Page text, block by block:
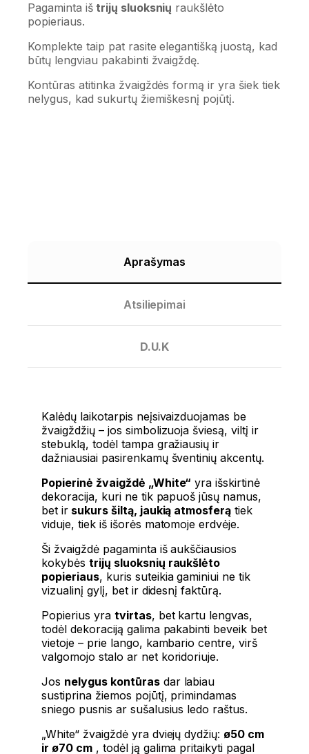
Pagaminta ištrijų sluoksnių raukšlėto
popieriaus.
Komplekte taip pat rasite elegantišką juostą, kad
būtų lengviau pakabinti žvaigždę.
Kontūras atitinka žvaigždės formą ir yra šiek tiek
nelygus, kad sukurtų žiemiškesnį pojūtį.
Aprašymas
Atsiliepimai
D.U.K
Kalėdų laikotarpis neįsivaizduojamas be
žvaigždžių – jos simbolizuoja šviesą, viltį ir
stebuklą, todėl tampa gražiausių ir
dažniausiai pasirenkamų šventinių akcentų.
Popierinė žvaigždė „White“ yra išskirtinė
dekoracija, kuri ne tik papuoš jūsų namus,
bet irsukurs šiltą, jaukią atmosferą tiek
viduje, tiek iš išorės matomoje erdvėje.
Ši žvaigždė pagaminta iš aukščiausios
kokybės trijų sluoksnių raukšlėto
popieriaus, kuris suteikia gaminiui ne tik
vizualinį gylį, bet ir didesnį faktūrą.
Popierius yra tvirtas, bet kartu lengvas,
todėl dekoraciją galima pakabinti beveik bet
vietoje – prie lango, kambario centre, virš
valgomojo stalo ar net koridoriuje.
Jos nelygus kontūrasdar labiau
sustiprina žiemos pojūtį, primindamas
sniego pusnis ar sušalusius ledo raštus.
„White“ žvaigždė yra dviejų dydžių: ø50 cm
ir ø70 cm, todėl ją galima pritaikyti pagal